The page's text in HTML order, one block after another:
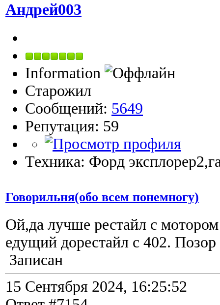
Андрей003
Information
Старожил
Сообщений: 5649
Репутация: 59
Техника: Форд
Говорильня(обо всем понемногу)
Ой,да лучше рестайл с
едущий дорестайл с 402. Позор
Записан
15 Сентября 2024, 16:25:52